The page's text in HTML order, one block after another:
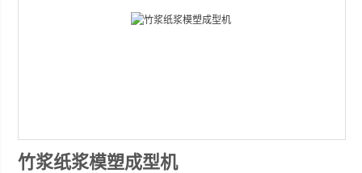
竹浆纸浆模塑成型机